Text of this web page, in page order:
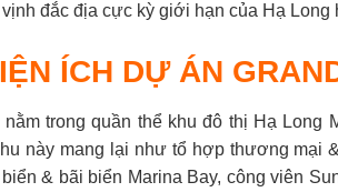
đắc địa cực kỳ giới hạn của Hạ Long
ÍCH DỰ ÁN
nằm trong quần thể khu đô thị Hạ
này mang lại như tổ hợp thương mại
& bãi biển Marina Bay, công viên